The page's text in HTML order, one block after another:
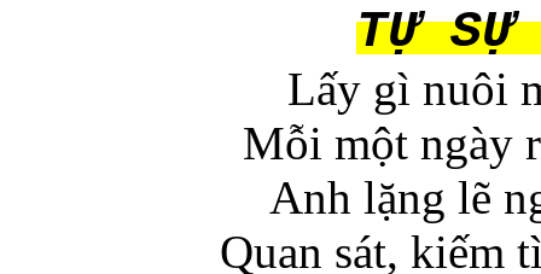
TỰ SỰ
Lấy gì nuôi
Mỗi một ngày
Anh lặng lẽ
Quan sát, kiếm